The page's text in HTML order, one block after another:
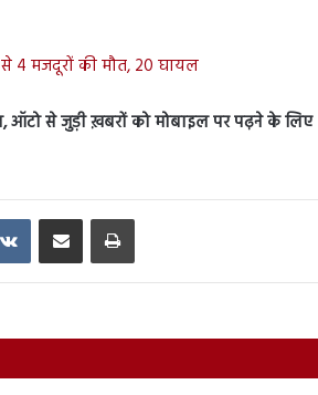
से 4 मजदूरों की मौत, 20 घायल
ऑटो से जुड़ी ख़बरों को मोबाइल पर पढ़ने के लिए
VKontakteShare via Email Print